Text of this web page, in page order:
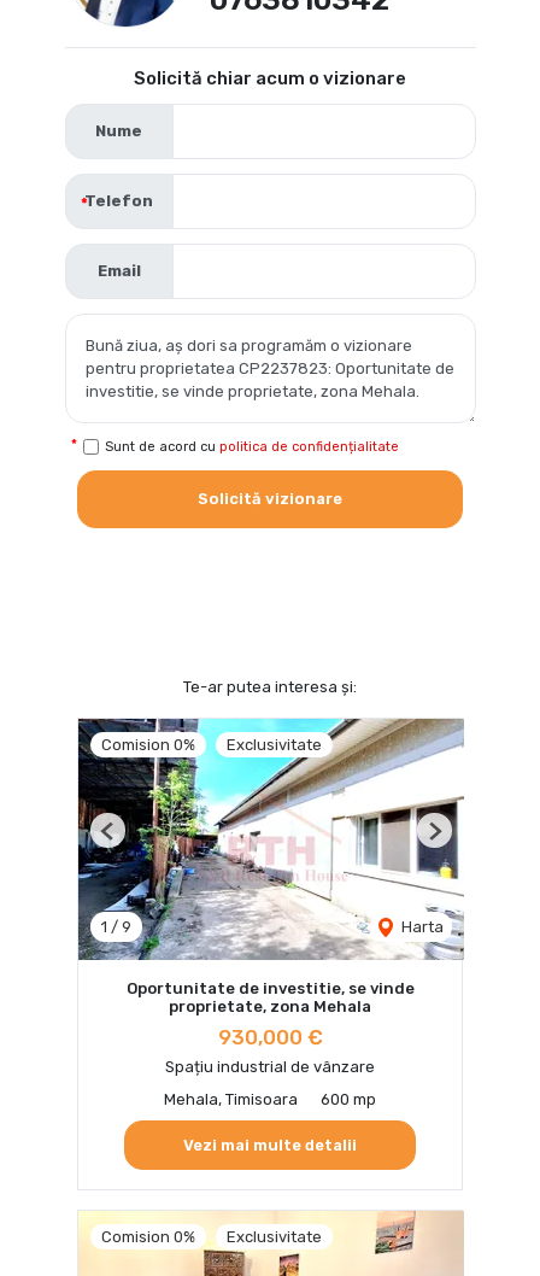
Solicită chiar acum o vizionare
Nume
Telefon
Email
Sunt de acord cu politica de confidențialitate
Solicită vizionare
Te-ar putea interesa și:
Comision 0% Exclusivitate
1 / 9 Harta
Previous Next
Oportunitate de investitie, se vinde
proprietate, zona Mehala
930,000 €
Spațiu industrial de vânzare
Mehala, Timisoara
600 mp
Vezi mai multe detalii
Comision 0% Exclusivitate